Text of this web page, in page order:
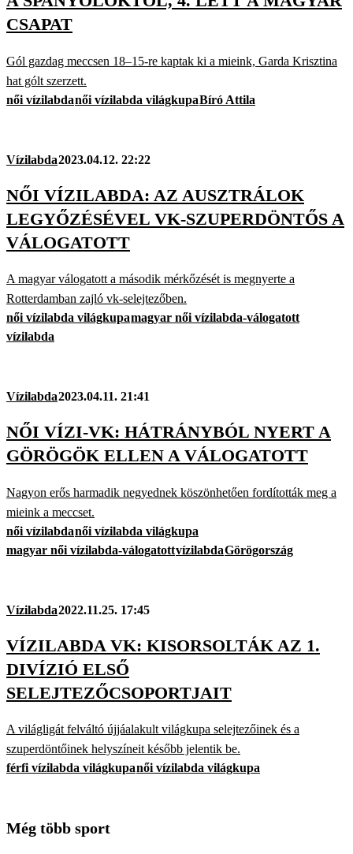
CSAPAT
Gól gazdag meccsen 18–15-re kaptak ki a mieink, Garda Krisztina
hat gólt szerzett.
női vízilabdanői vízilabda világkupaBíró Attila
Vízilabda2023.04.12. 22:22
NŐI VÍZILABDA: AZ AUSZTRÁLOK
LEGYŐZÉSÉVEL VK-SZUPERDÖNTŐS A
VÁLOGATOTT
A magyar válogatott a második mérkőzését is megnyerte a
Rotterdamban zajló vk-selejtezőben.
női vízilabda világkupamagyar női vízilabda-válogatott
vízilabda
Vízilabda2023.04.11. 21:41
NŐI VÍZI-VK: HÁTRÁNYBÓL NYERT A
GÖRÖGÖK ELLEN A VÁLOGATOTT
Nagyon erős harmadik negyednek köszönhetően fordították meg a
mieink a meccset.
női vízilabdanői vízilabda világkupa
magyar női vízilabda-válogatottvízilabdaGörögország
Vízilabda2022.11.25. 17:45
VÍZILABDA VK: KISORSOLTÁK AZ 1.
DIVÍZIÓ ELSŐ
SELEJTEZŐCSOPORTJAIT
A világligát felváltó újjáalakult világkupa selejtezőinek és a
szuperdöntőinek helyszíneit később jelentik be.
férfi vízilabda világkupanői vízilabda világkupa
Még több sport